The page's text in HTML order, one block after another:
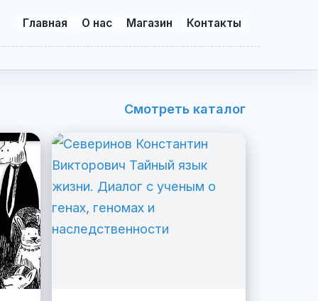
Главная О нас Магазин Контакты
Смотреть каталог